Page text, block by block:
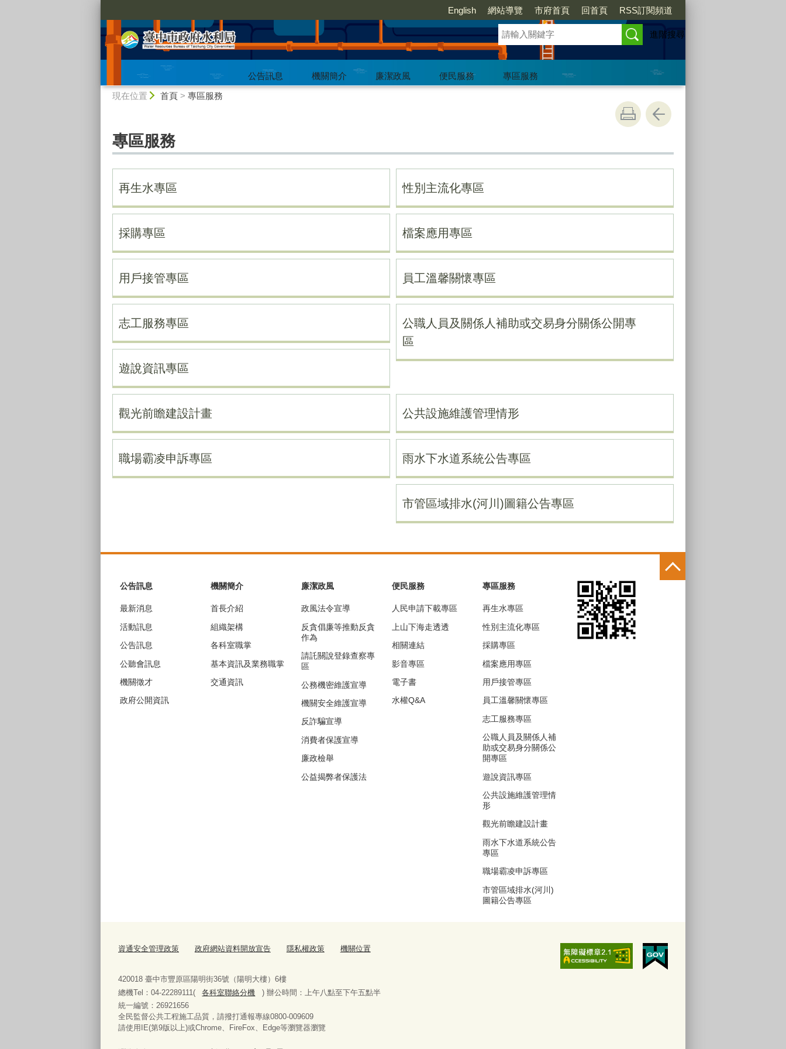
English 網站導覽 市府首頁 回首頁 RSS訂閱頻道
進階搜尋
公告訊息 機關簡介 廉潔政風 便民服務
專區服務
現在位置 首頁> 專區服務
專區服務
再生水專區 性別主流化專區
採購專區 檔案應用專區
用戶接管專區 員工溫馨關懷專區
志工服務專區
公職人員及關係人補助或交易身分關係公開專
區
遊說資訊專區
公共設施維護管理情形
觀光前瞻建設計畫
雨水下水道系統公告專區
職場霸凌申訴專區
市管區域排水(河川)圖籍公告專區
公告訊息
最新消息
活動訊息
公告訊息
公聽會訊息
機關徵才
政府公開資訊
機關簡介
首長介紹
組織架構
各科室職掌
基本資訊及業務職掌
交通資訊
廉潔政風
政風法令宣導
反貪倡廉等推動反貪
作為
請託關說登錄查察專
區
公務機密維護宣導
機關安全維護宣導
反詐騙宣導
消費者保護宣導
廉政檢舉
公益揭弊者保護法
便民服務
人民申請下載專區
上山下海走透透
相關連結
影音專區
電子書
水權Q&A
專區服務
再生水專區
性別主流化專區
採購專區
檔案應用專區
用戶接管專區
員工溫馨關懷專區
志工服務專區
公職人員及關係人補
助或交易身分關係公
開專區
遊說資訊專區
公共設施維護管理情
形
觀光前瞻建設計畫
雨水下水道系統公告
專區
職場霸凌申訴專區
市管區域排水(河川)
圖籍公告專區
資通安全管理政策 政府網站資料開放宣告 隱私權政策 機關位置
420018 臺中市豐原區陽明街36號（陽明大樓）6樓
總機Tel：04-22289111(
各科室聯絡分機
) 辦公時間：上午八點至下午五點半
統一編號：26921656
全民監督公共工程施工品質，請撥打通報專線0800-009609
請使用IE(第9版以上)或Chrome、FireFox、Edge等瀏覽器瀏覽